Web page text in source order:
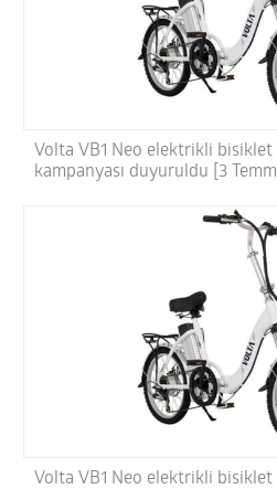
Volta VB1 Neo elektrikli bisiklet
kampanyası duyuruldu [3
Volta VB1 Neo elektrikli bisiklet